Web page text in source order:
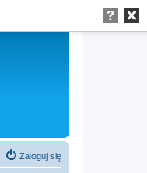
Zaloguj się